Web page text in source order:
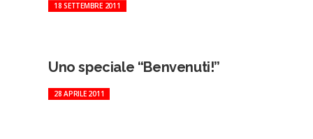
18 SETTEMBRE 2011
Uno speciale “Benvenuti!”
28 APRILE 2011